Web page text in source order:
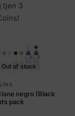
tjen 3
Out of stock
negro (Black
pack